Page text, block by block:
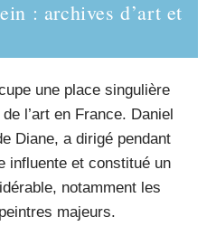
: archives d’art et
une place singulière
l’art en France. Daniel
Diane, a dirigé pendant
influente et constitué un
notamment les
majeurs.